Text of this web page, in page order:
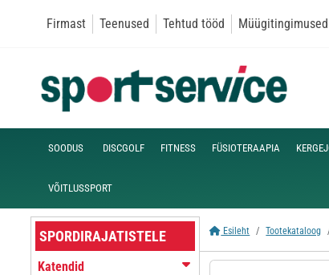
Firmast Teenused Tehtud tööd Müügitingimused
SOODUS DISCGOLF FITNESS FÜSIOTERAAPIA
VÕITLUSSPORT
SPORDIRAJATISTELE
Katendid
Esileht Tootekataloog